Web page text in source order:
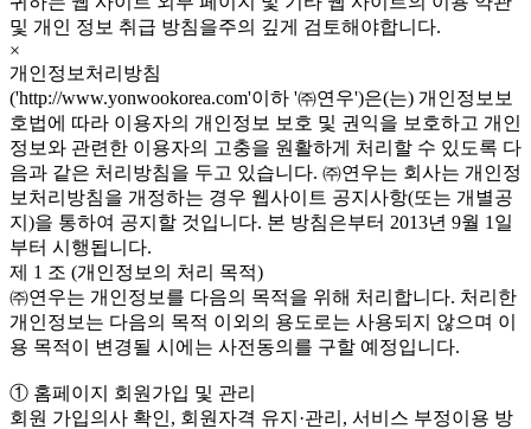
및 개인 정보 취급 방침을주의 깊게 검토해야합니다.
×
개인정보처리방침
('http://www.yonwookorea.com'이하 '㈜연우')은(는) 개인정보보
호법에 따라 이용자의 개인정보 보호 및 권익을 보호하고 개인
정보와 관련한 이용자의 고충을 원활하게 처리할 수 있도록 다
음과 같은 처리방침을 두고 있습니다. ㈜연우는 회사는 개인정
보처리방침을 개정하는 경우 웹사이트 공지사항(또는 개별공
지)을 통하여 공지할 것입니다. 본 방침은부터 2013년 9월 1일
부터 시행됩니다.
제 1 조 (개인정보의 처리 목적)
㈜연우는 개인정보를 다음의 목적을 위해 처리합니다. 처리한
개인정보는 다음의 목적 이외의 용도로는 사용되지 않으며 이
용 목적이 변경될 시에는 사전동의를 구할 예정입니다.
① 홈페이지 회원가입 및 관리
회원 가입의사 확인, 회원자격 유지·관리, 서비스 부정이용 방